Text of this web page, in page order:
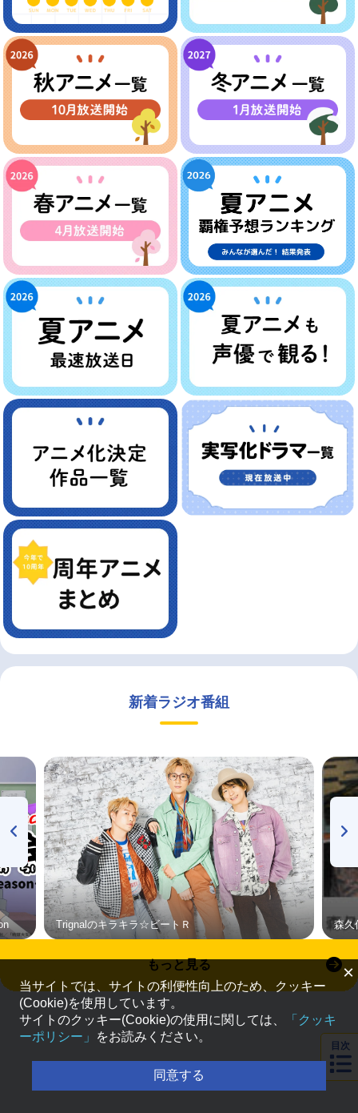
新着ラジオ番組
Trignalのキラキラ☆ビートＲ 森久
もっと見る
目次
×
当サイトでは、サイトの利便性向上のため、クッキー
(Cookie)を使用しています。
サイトのクッキー(Cookie)の使用に関しては、
「クッキ
ーポリシー」
をお読みください。
同意する